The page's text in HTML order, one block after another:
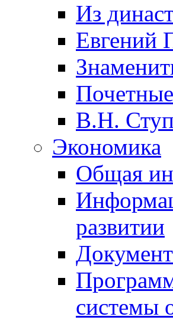
Из
Евгений
В.Н.
Экономика
Общая
развитии
системы